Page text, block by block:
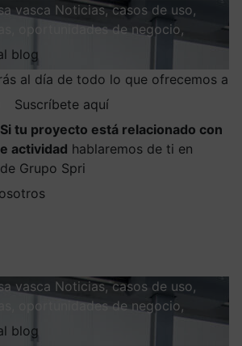
vasca Noticias, casos de uso,
oportunidades de negocio,
blog
al día de todo lo que ofrecemos a
Suscríbete aquí
Si tu proyecto está relacionado con
actividad hablaremos de ti en
Grupo Spri
vasca Noticias, casos de uso,
oportunidades de negocio,
blog